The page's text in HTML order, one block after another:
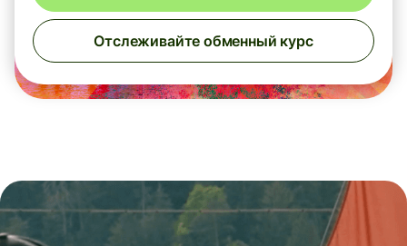
Отслеживайте обменный курс